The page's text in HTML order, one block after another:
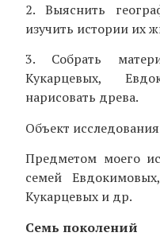
2. Выяснить
изучить истории их
3. Собрать
Кукарцевых,
нарисовать древа.
Объект
Предметом моего
семей
Кукарцевых и др.
Семь поколений